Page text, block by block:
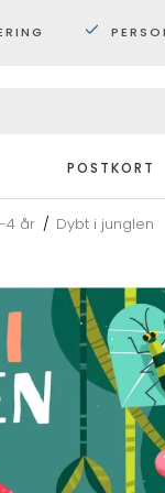
Plakater 60x80 cm
Maxi plakater
POSTKORT
4 år / Dybt i junglen